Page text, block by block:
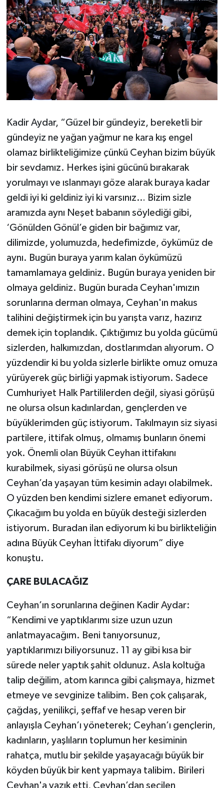
Kadir Aydar, “Güzel bir gündeyiz, bereketli bir
gündeyiz ne yağan yağmur ne kara kış engel
olamaz birlikteliğimize çünkü Ceyhan bizim büyük
bir sevdamız. Herkes işini gücünü bırakarak
yorulmayı ve ıslanmayı göze alarak buraya kadar
geldi iyi ki geldiniz iyi ki varsınız… Bizim sizle
aramızda aynı Neşet babanın söylediği gibi,
‘Gönülden Gönül’e giden bir bağımız var,
dilimizde, yolumuzda, hedefimizde, öykümüz de
aynı. Bugün buraya yarım kalan öykümüzü
tamamlamaya geldiniz. Bugün buraya yeniden bir
olmaya geldiniz. Bugün burada Ceyhan'ımızın
sorunlarına derman olmaya, Ceyhan'ın makus
talihini değiştirmek için bu yarışta varız, hazırız
demek için toplandık. Çıktığımız bu yolda gücümü
sizlerden, halkımızdan, dostlarımdan alıyorum. O
yüzdendir ki bu yolda sizlerle birlikte omuz omuza
yürüyerek güç birliği yapmak istiyorum. Sadece
Cumhuriyet Halk Partililerden değil, siyasi görüşü
ne olursa olsun kadınlardan, gençlerden ve
büyüklerimden güç istiyorum. Takılmayın siz siyasi
partilere, ittifak olmuş, olmamış bunların önemi
yok. Önemli olan Büyük Ceyhan ittifakını
kurabilmek, siyasi görüşü ne olursa olsun
Ceyhan’da yaşayan tüm kesimin adayı olabilmek.
O yüzden ben kendimi sizlere emanet ediyorum.
Çıkacağım bu yolda en büyük desteği sizlerden
istiyorum. Buradan ilan ediyorum ki bu birlikteliğin
adına Büyük Ceyhan İttifakı diyorum” diye
konuştu.
ÇARE BULACAĞIZ
Ceyhan’ın sorunlarına değinen Kadir Aydar:
“Kendimi ve yaptıklarımı size uzun uzun
anlatmayacağım. Beni tanıyorsunuz,
yaptıklarımızı biliyorsunuz. 11 ay gibi kısa bir
sürede neler yaptık şahit oldunuz. Asla koltuğa
talip değilim, atom karınca gibi çalışmaya, hizmet
etmeye ve sevginize talibim. Ben çok çalışarak,
çağdaş, yenilikçi, şeffaf ve hesap veren bir
anlayışla Ceyhan’ı yöneterek; Ceyhan’ı gençlerin,
kadınların, yaşlıların toplumun her kesiminin
rahatça, mutlu bir şekilde yaşayacağı büyük bir
köyden büyük bir kent yapmaya talibim. Birileri
Ceyhan'a yazık etti, Ceyhan’dan seçilen